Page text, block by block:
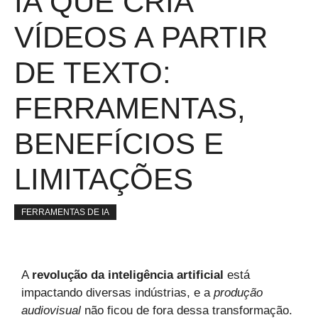
VÍDEOS A PARTIR
DE TEXTO:
FERRAMENTAS,
BENEFÍCIOS E
LIMITAÇÕES
FERRAMENTAS DE IA
A revolução da inteligência artificial está
impactando diversas indústrias, e a produção
audiovisual não ficou de fora dessa transformação.